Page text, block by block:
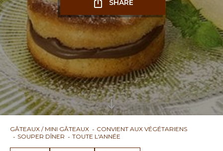
SHARE
GÂTEAUX / MINI GÂTEAUX
CONVIENT AUX VÉGÉTARIENS
SOUPER DÎNER
TOUTE L'ANNÉE